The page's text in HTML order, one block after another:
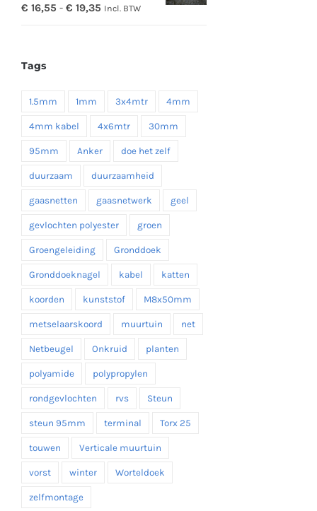
€ 16,55 - € 19,35 Prijsklasse:
Incl. BTW
Tags
1.5mm 1mm 3x4mtr 4mm
4mm kabel 4x6mtr 30mm
95mm Anker doe het zelf
duurzaam duurzaamheid
gaasnetten gaasnetwerk geel
gevlochten polyester groen
Groengeleiding Gronddoek
Gronddoeknagel kabel katten
koorden kunststof M8x50mm
metselaarskoord muurtuin net
Netbeugel Onkruid planten
polyamide polypropylen
rondgevlochten rvs Steun
steun 95mm terminal Torx 25
touwen Verticale muurtuin
vorst winter Worteldoek
zelfmontage